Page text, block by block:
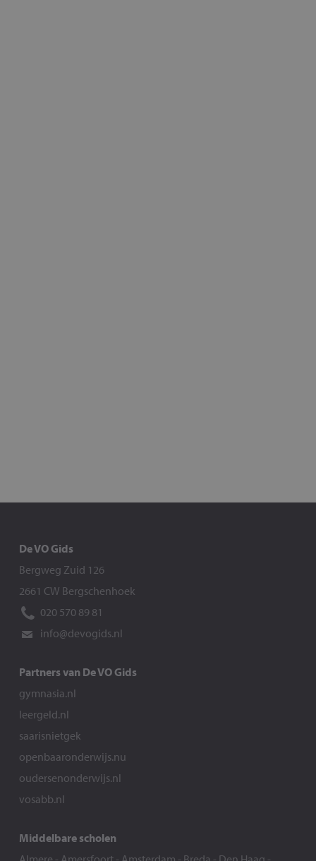
De VO Gids
Bergweg Zuid 126
2661 CW Bergschenhoek
020 570 89 81
info@devogids.nl
Partners van De VO Gids
gymnasia.nl
leergeld.nl
saarisnietgek
openbaaronderwijs.nu
oudersenonderwijs.nl
vosabb.nl
Middelbare scholen